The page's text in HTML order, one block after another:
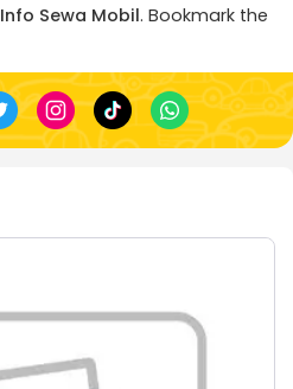
Info Sewa Mobil. Bookmark the